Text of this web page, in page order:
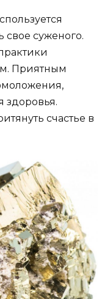
суженого.
Приятным
здоровья.
счастье в